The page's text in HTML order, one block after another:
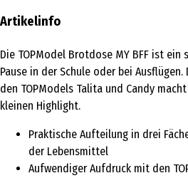
Artikelinfo
Die TOPModel Brotdose MY BFF ist
Pause in der Schule oder bei
den TOPModels Talita und Candy
kleinen Highlight.
Praktische Aufteilung in drei
der Lebensmittel
Aufwendiger Aufdruck mit den